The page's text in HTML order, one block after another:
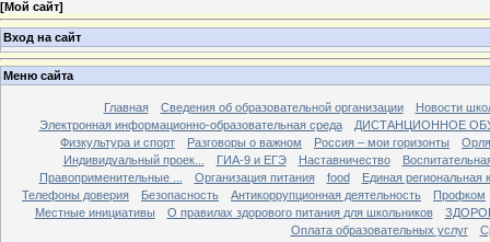
[Мой сайт]
Вход на сайт
Меню сайта
Главная Сведения об образовательной организации
Новости
Электронная информационно-образовательная среда
ДИСТАНЦИОННОЕ
Физкультура и спорт
Разговоры о важном Россия – мои горизонты
Индивидуальный проек...
ГИА-9 и ЕГЭ Наставничество
Правоприменительные ...
Организация питания food
Единая региональная
Телефоны доверия
Безопасность Антикоррупционная деятельность
Профком
Местные инициативы
О правилах здорового питания для школьников
Оплата образовательных услуг